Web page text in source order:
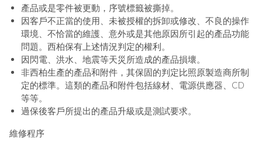
產品或是零件被更動，序號標籤被撕掉。
因客戶不正當的使用、未被授權的拆卸或修改、不良的操作
環境、不恰當的維護、意外或是其他原因所引起的產品功能
問題。西柏保有上述情況判定的權利。
因閃電、洪水、地震等天災所造成的產品損壞。
非西柏生產的產品和附件，其保固的判定比照原製造商所制
定的標準。這類的產品和附件包括線材、電源供應器、CD
等等。
過保後客戶所提出的產品升級或是測試要求。
維修程序